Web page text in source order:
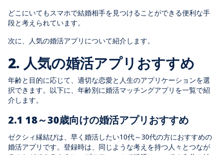
どこにいてもスマホで結婚相手を見つけることができる便利な手
段と考えられています。
次に、人気の婚活アプリについて紹介します。
2. 人気の婚活アプリおすすめ
年齢と目的に応じて、適切な恋愛と人生のアプリケーションを選
択できます。以下に、年齢別に婚活マッチングアプリを一覧で紹
介します。
2.1 18～30歳向けの婚活アプリおすすめ
ゼクシィ縁結びは、早く婚活したい10代～30代の方におすすめの
婚活アプリです。登録時は、同じような考えを持つ人々とつなが